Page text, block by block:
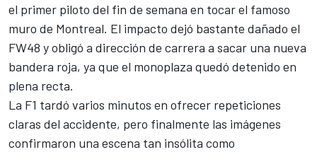
el primer piloto del fin de semana en tocar el famoso
muro de Montreal. El impacto dejó bastante dañado el
FW48 y obligó a dirección de carrera a sacar una nueva
bandera roja, ya que el monoplaza quedó detenido en
plena recta.
La F1 tardó varios minutos en ofrecer repeticiones
claras del accidente, pero finalmente las imágenes
confirmaron una escena tan insólita como